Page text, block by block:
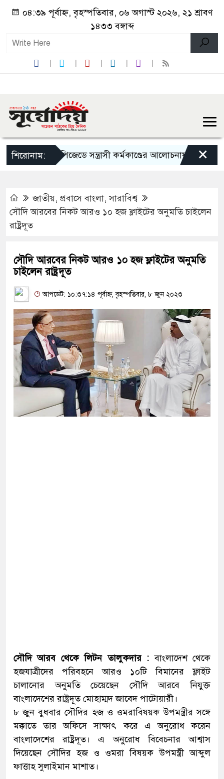
০৪:৩৯ পূর্বাহ্ন, বৃহস্পতিবার, ০৬ অগাস্ট ২০২৬, ২১ শ্রাবণ
১৪৩৩ বঙ্গাব্দ
শিরোনাম:ইপিজেডে সন্ত্রাসী কর্মকাণ্ডের আলোচনায় নবগঠিত
×
জাতীয়, প্রবাসে বাংলা,সারাবিশ্ব
সৌদি আরবের নিকট আরও ১০ হজ ফ্লাইটের অনুমতি চাইলেন
রাষ্ট্রদূত
সৌদি আরবের নিকট আরও ১০ হজ ফ্লাইটের অনুমতি
চাইলেন রাষ্ট্রদূত
আপডেট: ১০:৩৭:১৪ পূর্বাহ্ন, বৃহস্পতিবার, ৮ জুন ২০২৩
সৌদি আরব থেকে লিটন তালুকদার : বাংলাদেশ থেকে
হজযাত্রীদের পরিবহনে আরও ১০টি বিমানের ফ্লাইট
চালানোর অনুমতি চেয়েছেন সৌদি আরবে নিযুক্ত
বাংলাদেশের রাষ্ট্রদূত মোহাম্মদ জাবেদ পাটোয়ারী।
৮ জুন বুধবার সৌদির হজ ও ওমরাবিষয়ক উপমন্ত্রীর সঙ্গে
মক্কাতে তার অফিসে সাক্ষাৎ করে এ অনুরোধ করেন
বাংলাদেশের রাষ্ট্রদূত। এ অনুরোধ বিবেচনার আশ্বাস
দিয়েছেন সৌদির হজ ও ওমরা বিষয়ক উপমন্ত্রী আব্দুল
ফাত্তাহ সুলাইমান মাশাত।